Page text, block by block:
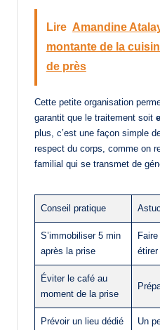
Lire Amandine
montante de la
de près
Cette petite organisation
garantit que le traitement soit
plus, c’est une façon simple
respect du corps, comme on
familial qui se transmet de
Conseil pratique
S’immobiliser 5 min
après la prise
Éviter le café au
moment de la prise
Prévoir un lieu dédié
Un